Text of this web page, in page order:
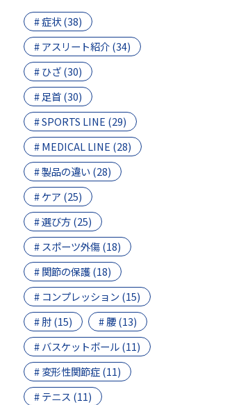
# 症状 (38)
# アスリート紹介 (34)
# ひざ (30)
# 足首 (30)
# SPORTS LINE (29)
# MEDICAL LINE (28)
# 製品の違い (28)
# ケア (25)
# 選び方 (25)
# スポーツ外傷 (18)
# 関節の保護 (18)
# コンプレッション (15)
# 肘 (15)
# 腰 (13)
# バスケットボール (11)
# 変形性関節症 (11)
# テニス (11)